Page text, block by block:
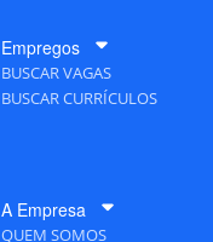
Empregos
BUSCAR VAGAS
BUSCAR CURRÍCULOS
A Empresa
QUEM SOMOS